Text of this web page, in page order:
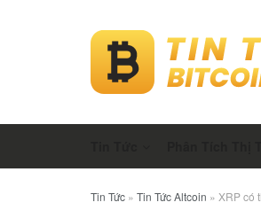
Tin Tức » Tin Tức Altcoin » XRP có